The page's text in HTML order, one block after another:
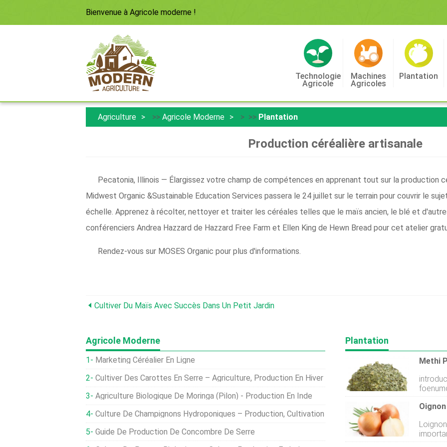
Bienvenue à Agricole moderne !
Technologie
Agricole
Machines
Agricoles
Plantation
Agriculture >> Agricole Moderne > >> Plantation
Production céréalière artisanale
Pecatonia, Illinois — Élargissez votre champ de compétences en apprenant tout sur la production
Midwest Organic &Sustainable Education Services passera le 24 juillet sur le terrain pour couvrir le
échelle. Apprenez à récolter, nettoyer et traiter les céréales telles que le maïs ancien, le blé et
conférenciers Andrea Hazzard de Hazzard Free Farm et Ellen King de Hewn Bread pour cet atelier
Rendez-vous sur MOSES Organic pour plus d'informations.
Cultiver Du Maïs Avec Succès Dans Un Petit Jardin
Agricole Moderne
Marketing Céréalier En Ligne
Cultiver Des Carottes En Serre – Agriculture, Production En Hiver
Agriculture Biologique De Moringa (pilon) - Production En Inde
Culture De Champignons Hydroponiques – Production, Cultivation
Guide De Production De Concombre De Serre
Plantation
Methi
introduction Nom
local :Methi Le fenugrec
légume
condiments. Il a aussi
Oignon